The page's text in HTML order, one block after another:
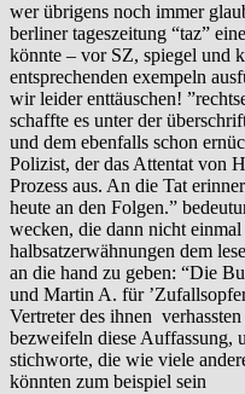
wer übrigens noch immer
berliner tageszeitung “taz”
könnte – vor SZ, spiegel und
entsprechenden exempeln
wir leider enttäuschen!
schaffte es unter der
und dem ebenfalls schon
Polizist, der das Attentat von
Prozess aus. An die Tat
heute an den Folgen.”
wecken, die dann nicht
halbsatzerwähnungen dem
an die hand zu geben: “Die
und Martin A. für
Vertreter des ihnen
bezweifeln diese Auffassung,
stichworte, die wie viele
könnten zum beispiel sein